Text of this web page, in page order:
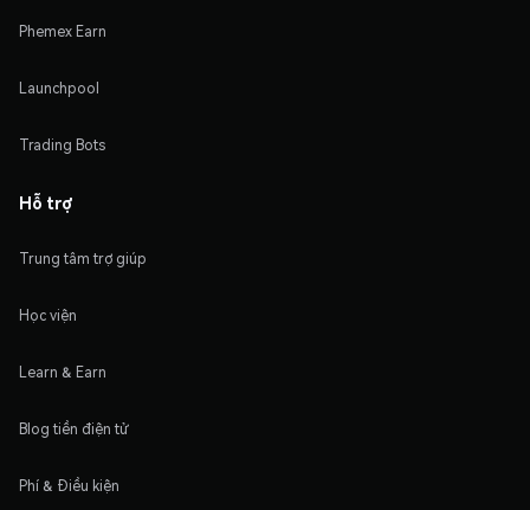
Phemex Earn
Launchpool
Trading Bots
Hỗ trợ
Trung tâm trợ giúp
Học viện
Learn & Earn
Blog tiền điện tử
Phí & Điều kiện